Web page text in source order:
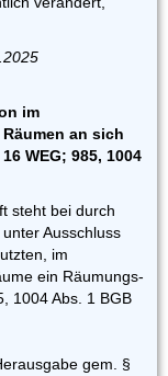
im
an sich
WEG; 985, 1004
steht bei durch
Ausschluss
im
ein Räumungs-
1004 Abs. 1 BGB
gem. §